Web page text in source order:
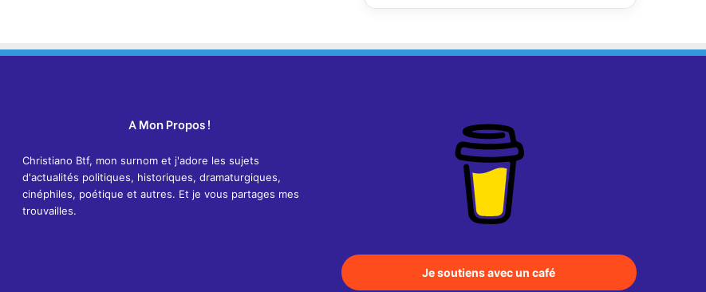
A Mon Propos !
Christiano Btf, mon surnom et j'adore les sujets
d'actualités politiques, historiques, dramaturgiques,
cinéphiles, poétique et autres. Et je vous partages mes
trouvailles.
Je soutiens avec un café